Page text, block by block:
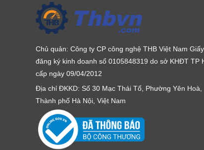
Chủ quản: Công ty CP công nghệ THB Việt Nam
đăng ký kinh doanh số 0105848319 do sở KHĐT TP
cấp ngày 09/04/2012
Địa chỉ ĐKKD: Số 30 Mạc Thái Tổ, Phường Yên Hoà,
Thành phố Hà Nội, Việt Nam